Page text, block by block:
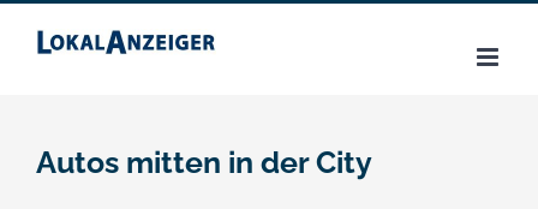
Inhalt
Autos mitten in der City